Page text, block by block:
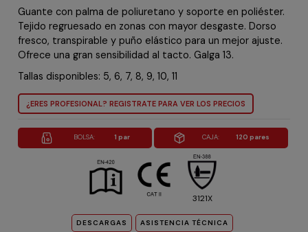
Guante con palma de poliuretano y soporte en poliéster.
Tejido regruesado en zonas con mayor desgaste. Dorso
fresco, transpirable y puño elástico para un mejor ajuste.
Ofrece una gran sensibilidad al tacto. Galga 13.
Tallas disponibles: 5, 6, 7, 8, 9, 10, 11
¿ERES PROFESIONAL? REGISTRATE PARA VER LOS PRECIOS
BOLSA: 1 par CAJA: 120 pares
3121X
DESCARGAS ASISTENCIA TÉCNICA